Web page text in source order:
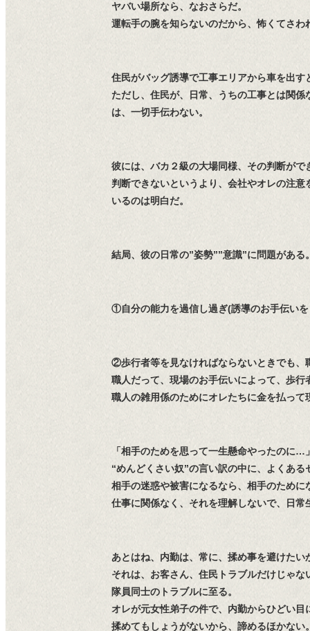
ヤバい場所なら、なおさらだ。
運転手の腕を知らないのだから、怖くてさ
住民がバッグ誘導で工事エリアから車を出す
ただし、住民が、日常、うちの工事とは関
は、一切手伝わない。
彼には、バカ２級の大場同様、その判断がで
判断できないというより、会社やオレの注
いるのは明白だ。
結局、彼の日常の”姿勢””意識”に問題がある
①自分の能力を過信し過ぎ(誘導のお手伝い
②歩行者等を見なければならないときでも、
職人だって、現場のお手伝いによって、歩
職人の雑用係のためにオレたちに金を払っ
「相手のためを思って一生懸命やったのに…
“めんどくさい奴”の言い訳の中に、よくある
相手の迷惑や被害になるなら、相手のために
仕事に関係なく、それを理解しないで、日常
あとはね、内勤は、常に、揉め事を避けた
それは、お客さん、住民トラブルだけじゃな
隊員同士のトラブルに至る。
オレが元女性弟子の件で、内勤からひどい
揉めてもしょうがないから、諦めるほかない